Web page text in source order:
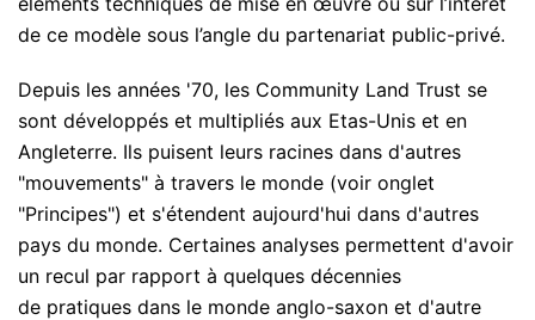
de ce modèle sous l’angle du partenariat public-privé.
Depuis les années '70, les Community Land Trust se
sont développés et multipliés aux Etas-Unis et en
Angleterre. Ils puisent leurs racines dans d'autres
"mouvements" à travers le monde (voir onglet
"Principes") et s'étendent aujourd'hui dans d'autres
pays du monde. Certaines analyses permettent d'avoir
un recul par rapport à quelques décennies
de pratiques dans le monde anglo-saxon et d'autre